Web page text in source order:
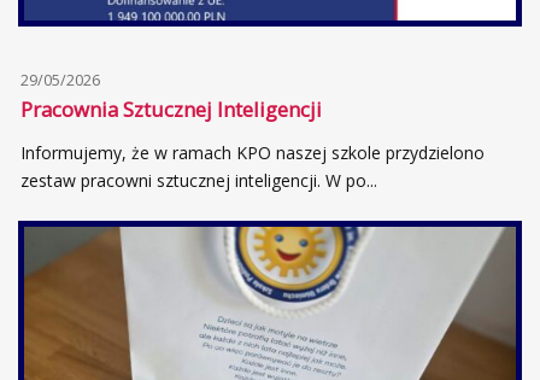
29/05/2026
Pracownia Sztucznej Inteligencji
Informujemy, że w ramach KPO naszej szkole przydzielono
zestaw pracowni sztucznej inteligencji. W po...